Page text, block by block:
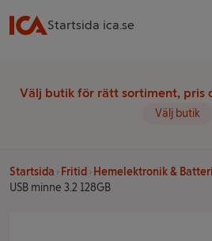
Startsida ica.se
Välj butik för rätt sortiment, pris
Välj butik
Startsida Fritid Hemelektronik &
USB minne 3.2 128GB